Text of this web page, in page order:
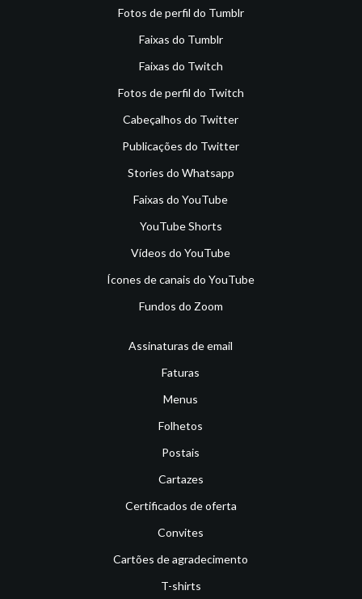
Fotos de perfil do Tumblr
Faixas do Tumblr
Faixas do Twitch
Fotos de perfil do Twitch
Cabeçalhos do Twitter
Publicações do Twitter
Stories do Whatsapp
Faixas do YouTube
YouTube Shorts
Vídeos do YouTube
Ícones de canais do YouTube
Fundos do Zoom
Assinaturas de email
Faturas
Menus
Folhetos
Postais
Cartazes
Certificados de oferta
Convites
Cartões de agradecimento
T-shirts